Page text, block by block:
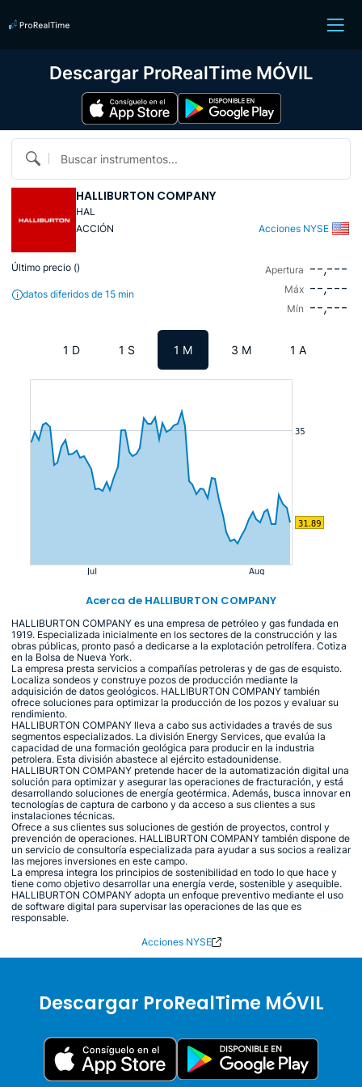
Buscar instrumentos...
HALLIBURTON COMPANY
HAL
ACCIÓN
Acciones NYSE
Último precio ()
datos diferidos de 15 min
Apertura --,---
Máx --,---
Mín --,---
1 D 1 S 1 M 3 M 1 A
Acerca de HALLIBURTON COMPANY
HALLIBURTON COMPANY es una empresa de petróleo y gas fundada en
1919. Especializada inicialmente en los sectores de la construcción y las
obras públicas, pronto pasó a dedicarse a la explotación petrolífera. Cotiza
en la Bolsa de Nueva York.
La empresa presta servicios a compañías petroleras y de gas de esquisto.
Localiza sondeos y construye pozos de producción mediante la
adquisición de datos geológicos. HALLIBURTON COMPANY también
ofrece soluciones para optimizar la producción de los pozos y evaluar su
rendimiento.
HALLIBURTON COMPANY lleva a cabo sus actividades a través de sus
segmentos especializados. La división Energy Services, que evalúa la
capacidad de una formación geológica para producir en la industria
petrolera. Esta división abastece al ejército estadounidense.
HALLIBURTON COMPANY pretende hacer de la automatización digital una
solución para optimizar y asegurar las operaciones de fracturación, y está
desarrollando soluciones de energía geotérmica. Además, busca innovar en
tecnologías de captura de carbono y da acceso a sus clientes a sus
instalaciones técnicas.
Ofrece a sus clientes sus soluciones de gestión de proyectos, control y
prevención de operaciones. HALLIBURTON COMPANY también dispone de
un servicio de consultoría especializada para ayudar a sus socios a realizar
las mejores inversiones en este campo.
La empresa integra los principios de sostenibilidad en todo lo que hace y
tiene como objetivo desarrollar una energía verde, sostenible y asequible.
HALLIBURTON COMPANY adopta un enfoque preventivo mediante el uso
de software digital para supervisar las operaciones de las que es
responsable.
Acciones NYSE
Descargar ProRealTime MÓVIL
Descargar ProRealTime MÓVIL